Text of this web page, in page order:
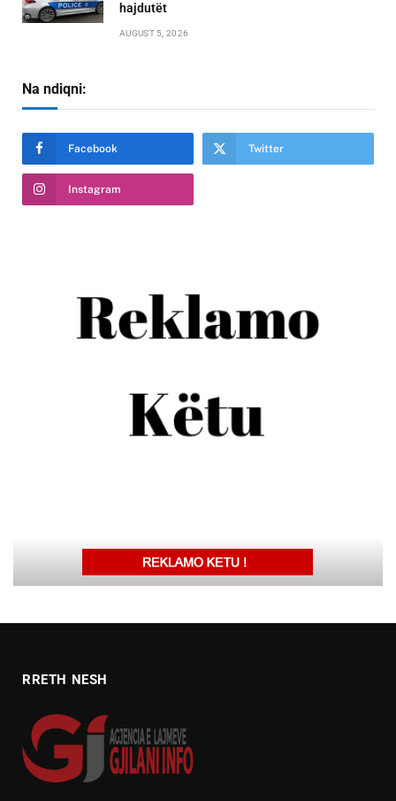
hajdutët
AUGUST 5, 2026
Na ndiqni:
Facebook Twitter
Instagram
RRETH NESH